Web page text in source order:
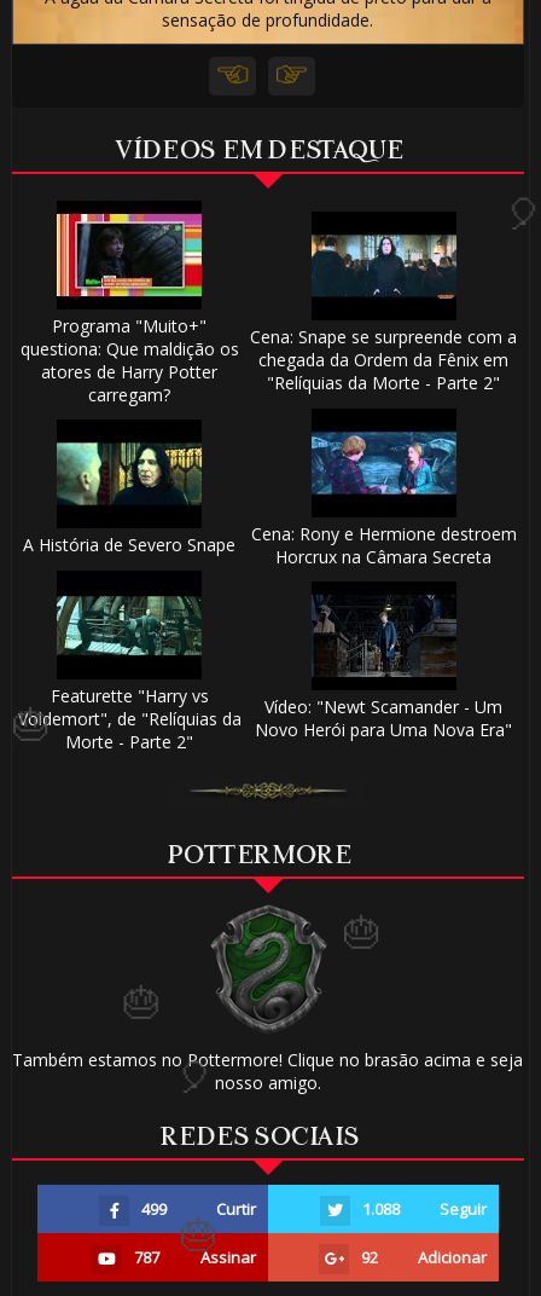
sensação de profundidade.
VÍDEOS EM DESTAQUE
Programa "Muito+"
questiona: Que maldição os
atores de Harry Potter
carregam?
Cena: Snape se surpreende com a
chegada da Ordem da Fênix em
"Relíquias da Morte - Parte 2"
A História de Severo Snape
Cena: Rony e Hermione destroem
Horcrux na Câmara Secreta
Featurette "Harry vs
Voldemort", de "Relíquias da
Morte - Parte 2"
Vídeo: "Newt Scamander - Um
Novo Herói para Uma Nova Era"
POTTERMORE
Também estamos no Pottermore! Clique no brasão acima e seja
nosso amigo.
REDES SOCIAIS
499 Curtir 1.088 Seguir
787 Assinar 92 Adicionar
🎈
1️⃣ 8️⃣
🎂